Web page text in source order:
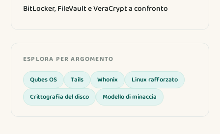
BitLocker, FileVault e VeraCrypt a confronto
ESPLORA PER ARGOMENTO
Qubes OS
Tails Whonix
Linux rafforzato
Crittografia del disco
Modello di minaccia